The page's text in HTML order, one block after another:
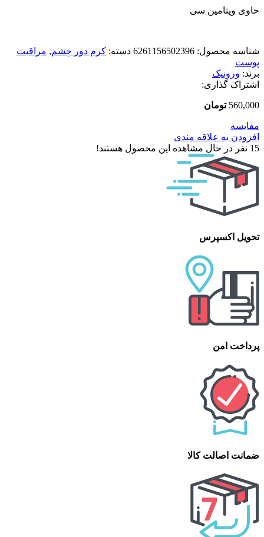
حاوی ویتامین سی
شناسه محصول: 6261156502396 دسته: کرم دور چشم, مراقبت
پوست
برند: ورونیک
اشتراک گذاری:
560,000 تومان
مقایسه
افزودن به علاقه مندی
15 نفر در حال مشاهده این محصول هستند!
تحویل اکسپرس
پرداخت امن
ضمانت اصالت کالا